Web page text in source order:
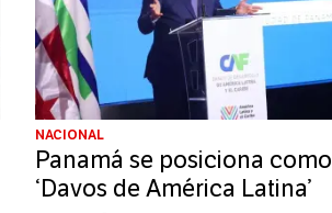
NACIONAL
Panamá se posiciona
‘Davos de América Latina’